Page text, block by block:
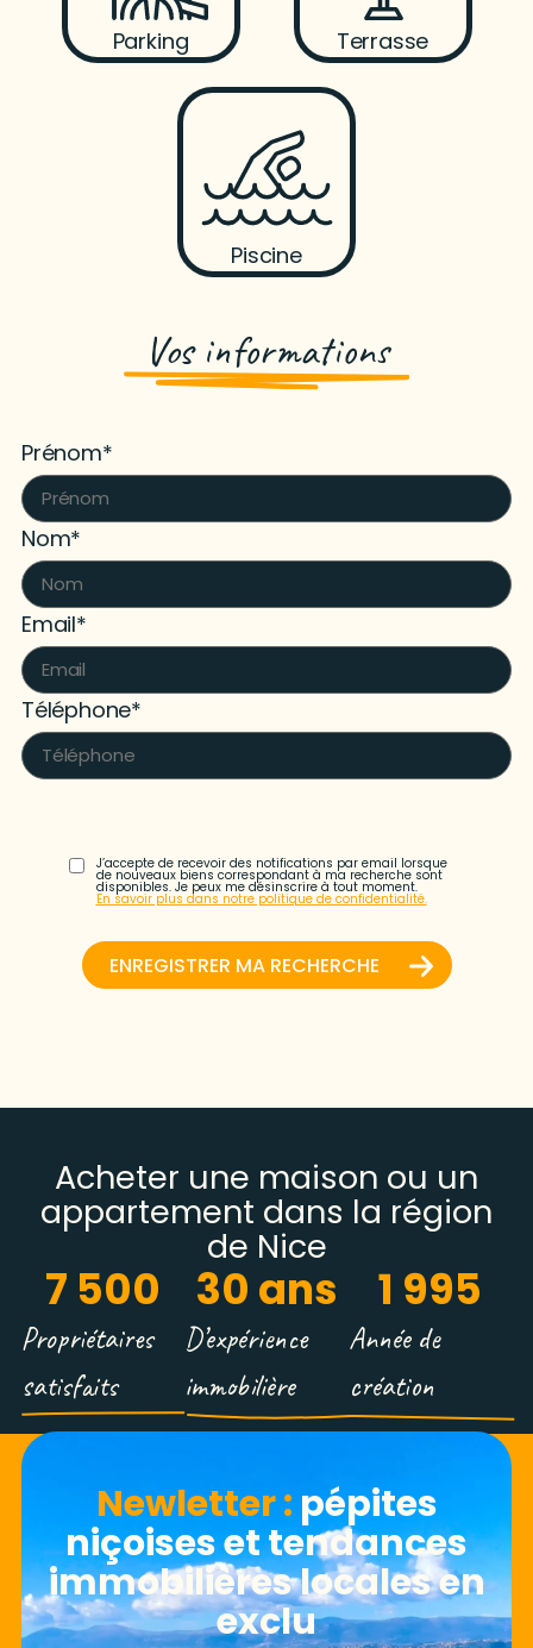
Parking Terrasse
Piscine
Vos informations
Prénom*
Nom*
Email*
Téléphone*
J’accepte de recevoir des notifications par email lorsque
de nouveaux biens correspondant à ma recherche sont
disponibles. Je peux me désinscrire à tout moment.
En savoir plus dans notre politique de confidentialité.
ENREGISTRER MA RECHERCHE
Acheter une maison ou un
appartement dans la région
de Nice
Propriétaires
satisfaits
7 500
D’expérience
immobilière
30 ans
Année de
création
1 995
Newletter​ : pépites
niçoises et tendances
immobilières locales en
exclu